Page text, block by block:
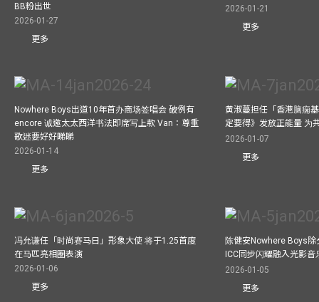
BB粉出世
2026-01-27
更多
2026-01-21
更多
Nowhere Boys出道10年首办商场签唱会 破例有
encore 诚邀太太西洋书法即席写上款 Van：尊重
歌迷要好好睇睇
2026-01-14
更多
黄淑蔓担任「香港脑痫
定要得》发放正能量 为
2026-01-07
更多
冯允谦任「时尚赛马日」形象大使 将于1.25首度
在马匹亮相圈表演
2026-01-06
更多
陈健安Nowhere Boys
ICC同步闪耀融入光影音
2026-01-05
更多